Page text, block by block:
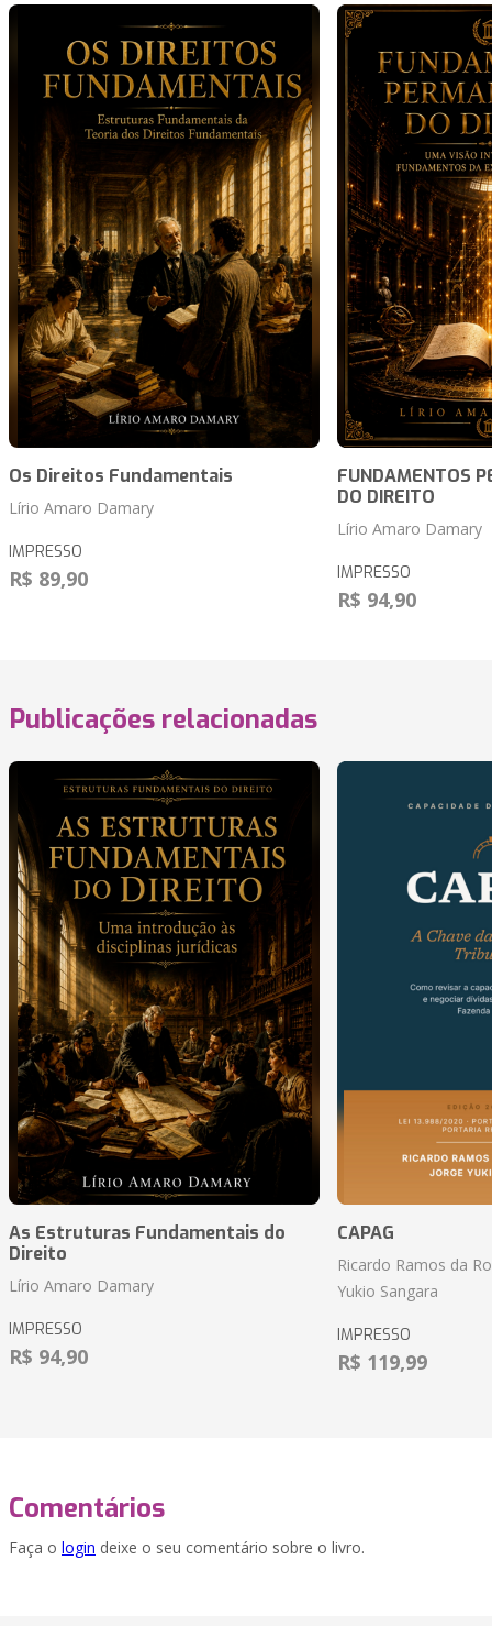
Os Direitos Fundamentais
Lírio Amaro Damary
IMPRESSO
R$ 89,90
FUNDAMENTOS
DO DIREITO
Lírio Amaro Damary
IMPRESSO
R$ 94,90
Publicações relacionadas
As Estruturas Fundamentais do
Direito
Lírio Amaro Damary
IMPRESSO
R$ 94,90
CAPAG
Ricardo Ramos da
Yukio Sangara
IMPRESSO
R$ 119,99
Comentários
Faça o login deixe o seu comentário sobre o livro.